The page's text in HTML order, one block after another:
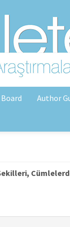
Author